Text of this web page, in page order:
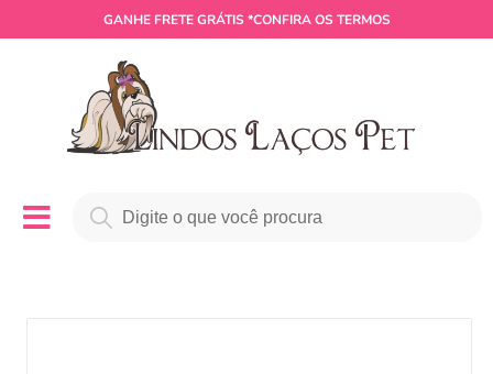
GANHE FRETE GRÁTIS *CONFIRA OS TERMOS